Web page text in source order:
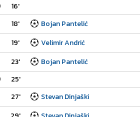
16'
18'
Bojan Pantelić
19'
Velimir Andrić
23'
Bojan Pantelić
25'
27'
Stevan Dinjaški